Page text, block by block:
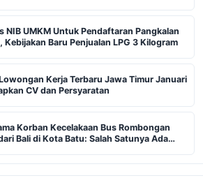
NIB UMKM Untuk Pendaftaran Pangkalan
Kebijakan Baru Penjualan LPG 3 Kilogram
Kerja Terbaru Jawa Timur Januari
CV dan Persyaratan
Korban Kecelakaan Bus Rombongan
Bali di Kota Batu: Salah Satunya Ada